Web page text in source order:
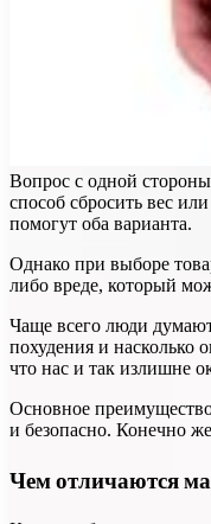
Вопрос с одной
способ сбросить вес
помогут оба варианта.
Однако при выборе
либо вреде, который
Чаще всего люди
похудения и насколько
что нас и так излишне
Основное преимущество
и безопасно. Конечно
Чем отличаются